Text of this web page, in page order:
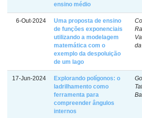
ensino médio
6-Out-2024
Uma proposta de ensino
de funções exponenciais
utilizando a modelagem
matemática com o
exemplo da despoluição
de um lago
da
17-Jun-2024
Explorando polígonos: o
ladrilhamento como
ferramenta para
compreender ângulos
internos